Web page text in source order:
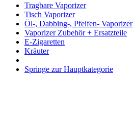
Tragbare Vaporizer
Tisch Vaporizer
Öl-, Dabbing-, Pfeifen- Vaporizer
Vaporizer Zubehör + Ersatzteile
E-Zigaretten
Kräuter
Springe zur Hauptkategorie